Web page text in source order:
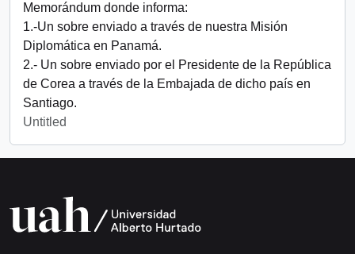
Memorándum donde informa:
1.-Un sobre enviado a través de nuestra Misión
Diplomática en Panamá.
2.- Un sobre enviado por el Presidente de la República
de Corea a través de la Embajada de dicho país en
Santiago.
Untitled